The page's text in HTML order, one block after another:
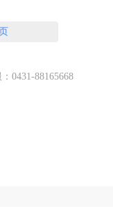
0431-88165668